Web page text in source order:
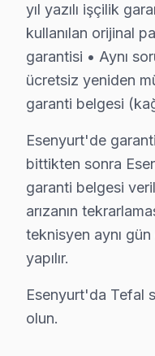
Tefal TV Servis
Esenyurt'de Tefal
Pınar, Piri Reis,
Akçaburgaz,
Tefal TV'lerde
Tefal televizyonlar
Tefal ekran ve
Anakart hatası da
» Esenyurt'de Tefal
yıl yazılı işçilik
kullanılan orijinal
garantisi • Aynı
ücretsiz yeniden
garanti belgesi
Esenyurt'de
bittikten sonra
garanti belgesi
arızanın
teknisyen aynı
yapılır.
Esenyurt'da Tefal
olun.